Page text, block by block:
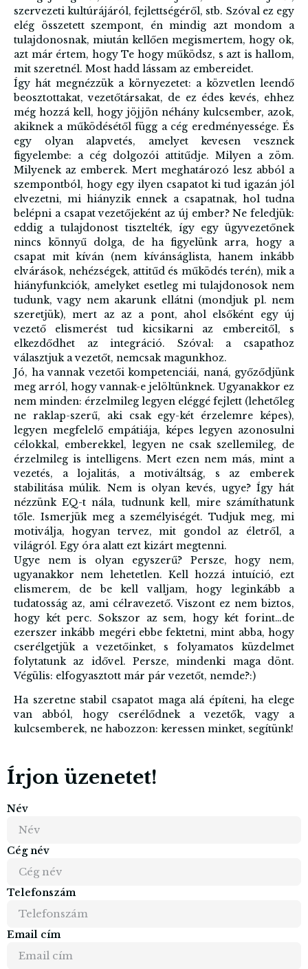
szervezeti kultúrájáról, fejlettségéről, stb. Szóval ez egy
elég összetett szempont, én mindig azt mondom a
tulajdonosnak, miután kellően megismertem, hogy ok,
azt már értem, hogy Te hogy működsz, s azt is hallom,
mit szeretnél. Most hadd lássam az embereidet.
Így hát megnézzük a környezetet: a közvetlen leendő
beosztottakat, vezetőtársakat, de ez édes kevés, ehhez
még hozzá kell, hogy jöjjön néhány kulcsember, azok,
akiknek a működésétől függ a cég eredményessége. És
egy olyan alapvetés, amelyet kevesen vesznek
figyelembe: a cég dolgozói attitűdje. Milyen a zöm.
Milyenek az emberek. Mert meghatározó lesz abból a
szempontból, hogy egy ilyen csapatot ki tud igazán jól
elvezetni, mi hiányzik ennek a csapatnak, hol tudna
belépni a csapat vezetőjeként az új ember? Ne feledjük:
eddig a tulajdonost tisztelték, így egy ügyvezetőnek
nincs könnyű dolga, de ha figyelünk arra, hogy a
csapat mit kíván (nem kívánságlista, hanem inkább
elvárások, nehézségek, attitűd és működés terén), mik a
hiányfunkciók, amelyket esetleg mi tulajdonosok nem
tudunk, vagy nem akarunk ellátni (mondjuk pl. nem
szeretjük), mert az az a pont, ahol elsőként egy új
vezető elismerést tud kicsikarni az embereitől, s
elkezdődhet az integráció. Szóval: a csapathoz
választjuk a vezetőt, nemcsak magunkhoz.
Jó, ha vannak vezetői kompetenciái, naná, győződjünk
meg arról, hogy vannak-e jelöltünknek. Ugyanakkor ez
nem minden: érzelmileg legyen eléggé fejlett (lehetőleg
ne raklap-szerű, aki csak egy-két érzelemre képes),
legyen megfelelő empátiája, képes legyen azonosulni
célokkal, emberekkel, legyen ne csak szellemileg, de
érzelmileg is intelligens. Mert ezen nem más, mint a
vezetés, a lojalitás, a motiváltság, s az emberek
stabilitása múlik. Nem is olyan kevés, ugye? Így hát
nézzünk EQ-t nála, tudnunk kell, mire számíthatunk
tőle. Ismerjük meg a személyiségét. Tudjuk meg, mi
motiválja, hogyan tervez, mit gondol az életről, a
világról. Egy óra alatt ezt kizárt megtenni.
Ugye nem is olyan egyszerű? Persze, hogy nem,
ugyanakkor nem lehetetlen. Kell hozzá intuíció, ezt
elismerem, de be kell valljam, hogy leginkább a
tudatosság az, ami célravezető. Viszont ez nem biztos,
hogy két perc. Sokszor az sem, hogy két forint…de
ezerszer inkább megéri ebbe fektetni, mint abba, hogy
cserélgetjük a vezetőinket, s folyamatos küzdelmet
folytatunk az idővel. Persze, mindenki maga dönt.
Végülis: elfogyasztott már pár vezetőt, nemde?:)
Ha szeretne stabil csapatot maga alá építeni, ha elege
van abból, hogy cserélődnek a vezetők, vagy a
kulcsemberek, ne habozzon: keressen minket, segítünk!
Írjon üzenetet!
Név
Cég név
Telefonszám
Email cím